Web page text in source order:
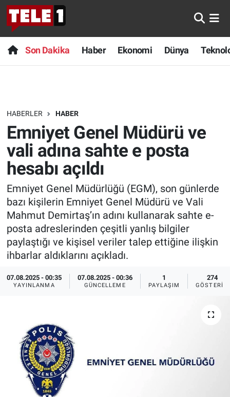
Son Dakika Haber Ekonomi Dünya
HABERLER HABER
Emniyet Genel Müdürü ve
vali adına sahte e posta
hesabı açıldı
Emniyet Genel Müdürlüğü (EGM), son günlerde
bazı kişilerin Emniyet Genel Müdürü ve Vali
Mahmut Demirtaş’ın adını kullanarak sahte e-
posta adreslerinden çeşitli yanlış bilgiler
paylaştığı ve kişisel veriler talep ettiğine ilişkin
ihbarlar aldıklarını açıkladı.
07.08.2025 - 00:35
YAYINLANMA
07.08.2025 - 00:36
GÜNCELLEME
1
PAYLAŞIM
274
GÖSTERIM
Anında Manşet
Başka Sohbetler
Bilim turu
Bilim ve Teknoloji Evreni
Doğa Konuşuyor
Dünya
Ege Saati
Ege'den Esintiler
Eğitim
Ekonomi
Forum
Gerçeğin İzinde
Son Dakika
Haber
Dünya
Teknoloji
Sağlık
Spor
Yayın Akışı
İletişim
Nöbetçi Eczaneler
Hava Durumu
Trafik Durumu
Süper Lig Puan Durumu ve Fikstür
Tüm Manşetler
Son Dakika Haberleri
Haber Arşivi